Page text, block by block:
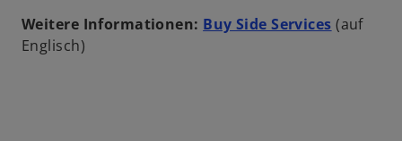
Weitere Informationen: Buy Side Services (auf
Englisch)